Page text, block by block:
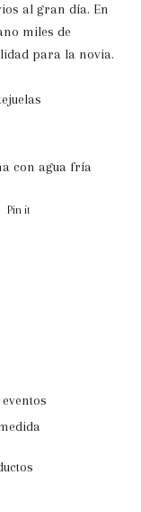
al gran día. En
miles de
para la novia.
con agua fría
Pin it